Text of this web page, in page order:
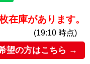
在庫があります。
(19:10 時点)
望の方はこちら →